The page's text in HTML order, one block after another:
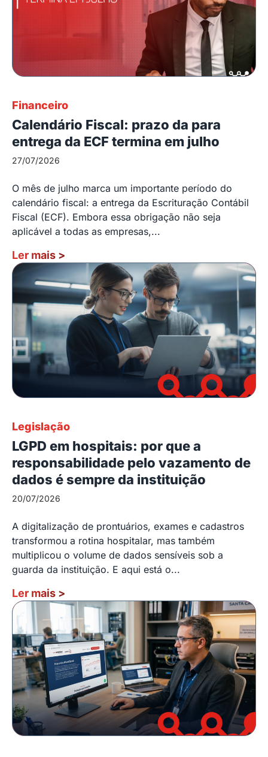
Financeiro
Calendário Fiscal: prazo da para
entrega da ECF termina em julho
27/07/2026
O mês de julho marca um importante período do
calendário fiscal: a entrega da Escrituração Contábil
Fiscal (ECF). Embora essa obrigação não seja
aplicável a todas as empresas,...
Ler mais >
Legislação
LGPD em hospitais: por que a
responsabilidade pelo vazamento de
dados é sempre da instituição
20/07/2026
A digitalização de prontuários, exames e cadastros
transformou a rotina hospitalar, mas também
multiplicou o volume de dados sensíveis sob a
guarda da instituição. E aqui está o...
Ler mais >